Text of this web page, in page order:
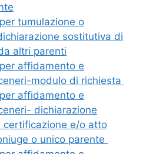
tumulazione o
sostitutiva di
altri parenti
affidamento e
modulo di richiesta
affidamento e
dichiarazione
certificazione e/o atto
o unico parente